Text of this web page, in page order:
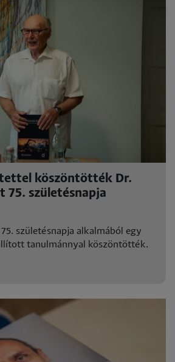
köszöntötték Dr.
75. születésnapja
születésnapja alkalmából egy
tanulmánnyal köszöntötték.